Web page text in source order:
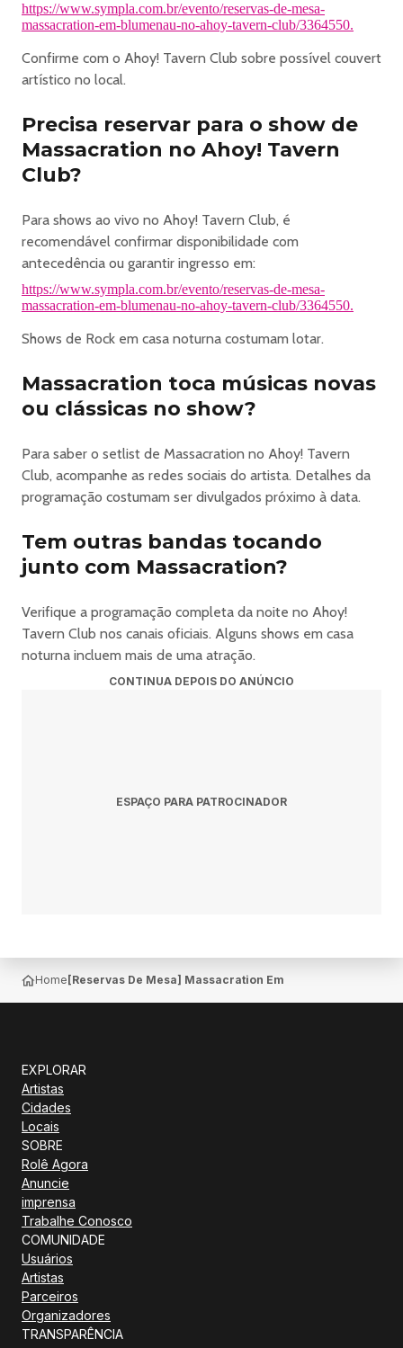
https://www.sympla.com.br/evento/reservas-de-mesa-
massacration-em-blumenau-no-ahoy-tavern-club/3364550.
Confirme com o Ahoy! Tavern Club sobre possível couvert
artístico no local.
Precisa reservar para o show de
Massacration no Ahoy! Tavern
Club?
Para shows ao vivo no Ahoy! Tavern Club, é
recomendável confirmar disponibilidade com
antecedência ou garantir ingresso em:
https://www.sympla.com.br/evento/reservas-de-mesa-
massacration-em-blumenau-no-ahoy-tavern-club/3364550.
Shows de Rock em casa noturna costumam lotar.
Massacration toca músicas novas
ou clássicas no show?
Para saber o setlist de Massacration no Ahoy! Tavern
Club, acompanhe as redes sociais do artista. Detalhes da
programação costumam ser divulgados próximo à data.
Tem outras bandas tocando
junto com Massacration?
Verifique a programação completa da noite no Ahoy!
Tavern Club nos canais oficiais. Alguns shows em casa
noturna incluem mais de uma atração.
CONTINUA DEPOIS DO ANÚNCIO
ESPAÇO PARA PATROCINADOR
Home [Reservas De Mesa] Massacration Em Blumenau No
EXPLORAR
Artistas
Cidades
Locais
SOBRE
Rolê Agora
Anuncie
imprensa
Trabalhe Conosco
COMUNIDADE
Usuários
Artistas
Parceiros
Organizadores
TRANSPARÊNCIA